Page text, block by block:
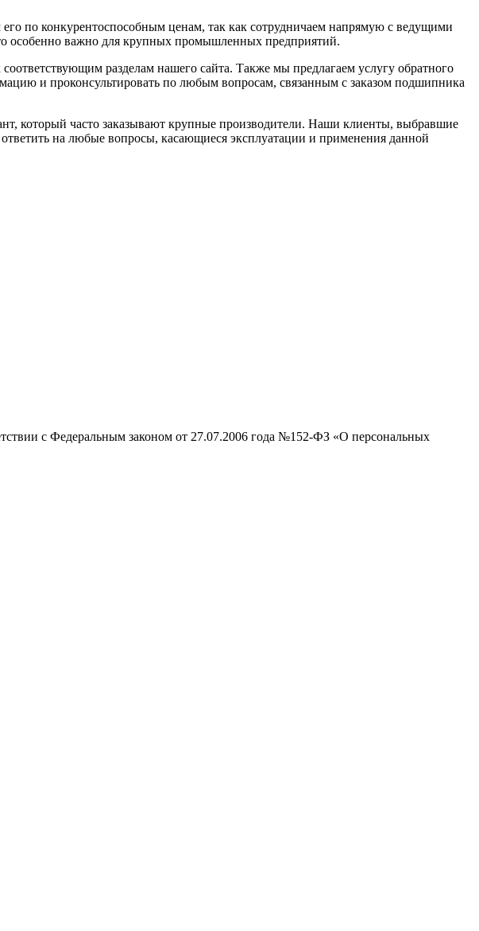
по конкурентоспособным ценам, так как сотрудничаем напрямую с ведущими
особенно важно для крупных промышленных предприятий.
разделам нашего сайта. Также мы предлагаем услугу обратного
и проконсультировать по любым вопросам, связанным с заказом подшипника
который часто заказывают крупные производители. Наши клиенты, выбравшие
на любые вопросы, касающиеся эксплуатации и применения данной
с Федеральным законом от 27.07.2006 года №152-ФЗ «О персональных